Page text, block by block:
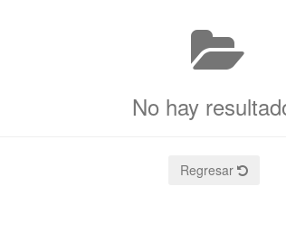
No hay
Regresar